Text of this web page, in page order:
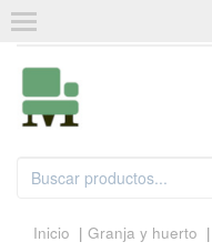
Inicio | Granja y huerto